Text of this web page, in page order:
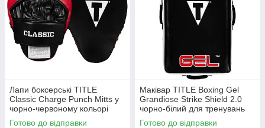
Лапи боксерські TITLE
Classic Charge Punch Mitts у
чорно-червоному кольорі
Love&Life -online-multimarket-
Готово до відправки
Маківар TITLE Boxing Gel
Grandiose Strike Shield 2.0
чорно-білий для тренувань
Love&Life -online-multimarket-
Готово до відправки